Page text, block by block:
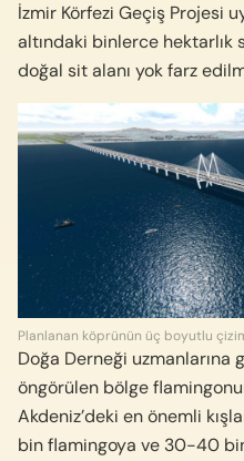
İzmir Körfezi Geçiş Projesi
altındaki binlerce
doğal sit alanı yok farz
Planlanan köprünün üç boyutlu
Doğa Derneği uzmanlarına
öngörülen bölge
Akdeniz’deki en önemli
bin flamingoya ve 30-40